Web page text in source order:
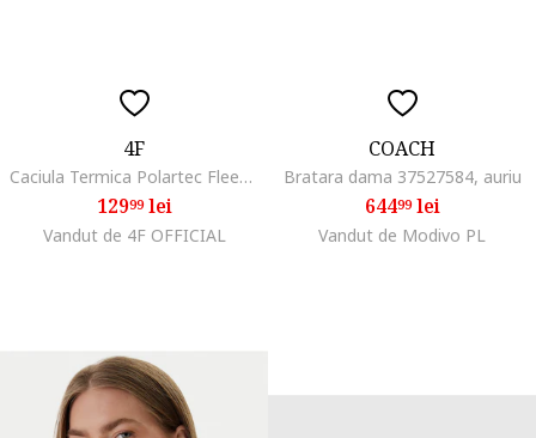
4F
Caciula Termica Polartec Fleece Unisex Neagra, Trekking, Sezon AW25
12999lei
Vandut de 4F OFFICIAL
COACH
Bratara dama 37527584, auriu
64499lei
Vandut de Modivo PL